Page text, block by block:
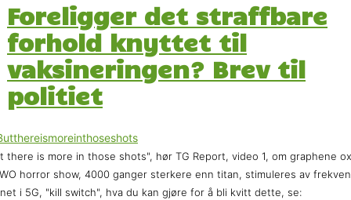
Foreligger det straffbare
forhold knyttet til
vaksineringen? Brev til
politiet
there is more in those shots", hør TG Report, video 1, om graphene
horror show, 4000 ganger sterkere enn titan, stimuleres av
i 5G, "kill switch", hva du kan gjøre for å bli kvitt dette, se: